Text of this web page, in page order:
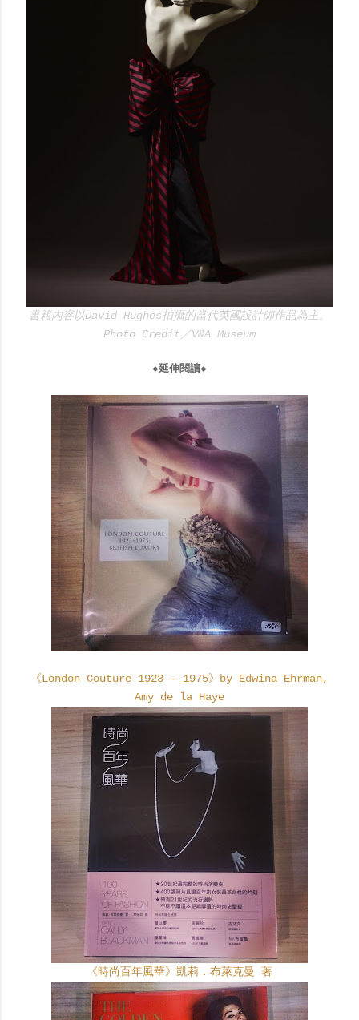
書籍內容以David Hughes拍攝的當代英國設計師作品為主。
Photo Credit／V&A Museum
◆延伸閱讀◆
《London Couture 1923 - 1975》by Edwina Ehrman,
Amy de la Haye
《時尚百年風華》凱莉．布萊克曼 著